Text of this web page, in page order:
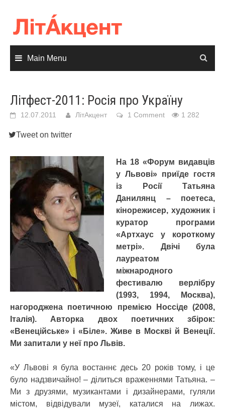
content
Main Menu
Літфест-2011: Росія про Україну
12.07.2011 ЛітАкцент 1 Comment 1 282
Tweet on twitter
На 18 «Форум видавців
у Львові» приїде гостя
із Росії Татьяна
Данилянц – поетеса,
кінорежисер, художник і
куратор програми
«Артхаус у короткому
метрі». Двічі була
лауреатом
міжнародного
фестивалю верлібру
(1993, 1994, Москва),
нагороджена поетичною премією Носсіде (2008,
Італія). Авторка двох поетичних збірок:
«Венеційське» і «Біле». Живе в Москві й Венеції.
Ми запитали у неї про Львів.
«У Львові я була востаннє десь 20 років тому, і це
було надзвичайно! – ділиться враженнями Татьяна. –
Ми з друзями, музикантами і дизайнерами, гуляли
містом, відвідували музеї, каталися на лижах.